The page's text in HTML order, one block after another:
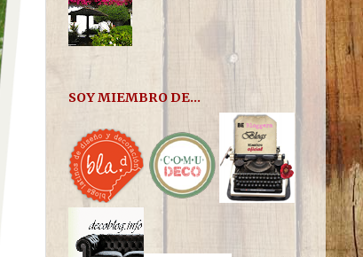
SOY MIEMBRO DE...